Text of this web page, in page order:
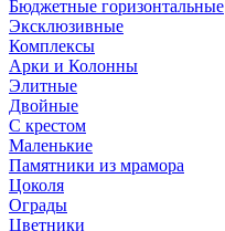
Бюджетные горизонтальные
Эксклюзивные
Комплексы
Арки и Колонны
Элитные
Двойные
С крестом
Маленькие
Памятники из мрамора
Цоколя
Ограды
Цветники